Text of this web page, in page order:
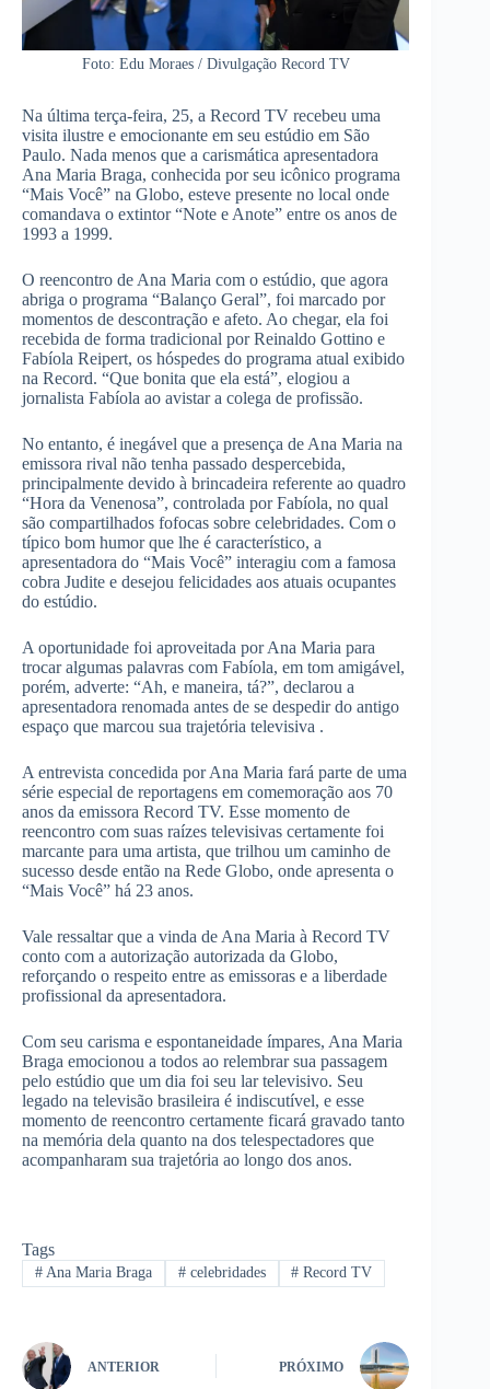
Foto: Edu Moraes / Divulgação Record TV
Na última terça-feira, 25, a Record TV recebeu uma
visita ilustre e emocionante em seu estúdio em São
Paulo. Nada menos que a carismática apresentadora
Ana Maria Braga, conhecida por seu icônico programa
“Mais Você” na Globo, esteve presente no local onde
comandava o extintor “Note e Anote” entre os anos de
1993 a 1999.
O reencontro de Ana Maria com o estúdio, que agora
abriga o programa “Balanço Geral”, foi marcado por
momentos de descontração e afeto. Ao chegar, ela foi
recebida de forma tradicional por Reinaldo Gottino e
Fabíola Reipert, os hóspedes do programa atual exibido
na Record. “Que bonita que ela está”, elogiou a
jornalista Fabíola ao avistar a colega de profissão.
No entanto, é inegável que a presença de Ana Maria na
emissora rival não tenha passado despercebida,
principalmente devido à brincadeira referente ao quadro
“Hora da Venenosa”, controlada por Fabíola, no qual
são compartilhados fofocas sobre celebridades. Com o
típico bom humor que lhe é característico, a
apresentadora do “Mais Você” interagiu com a famosa
cobra Judite e desejou felicidades aos atuais ocupantes
do estúdio.
A oportunidade foi aproveitada por Ana Maria para
trocar algumas palavras com Fabíola, em tom amigável,
porém, adverte: “Ah, e maneira, tá?”, declarou a
apresentadora renomada antes de se despedir do antigo
espaço que marcou sua trajetória televisiva .
A entrevista concedida por Ana Maria fará parte de uma
série especial de reportagens em comemoração aos 70
anos da emissora Record TV. Esse momento de
reencontro com suas raízes televisivas certamente foi
marcante para uma artista, que trilhou um caminho de
sucesso desde então na Rede Globo, onde apresenta o
“Mais Você” há 23 anos.
Vale ressaltar que a vinda de Ana Maria à Record TV
conto com a autorização autorizada da Globo,
reforçando o respeito entre as emissoras e a liberdade
profissional da apresentadora.
Com seu carisma e espontaneidade ímpares, Ana Maria
Braga emocionou a todos ao relembrar sua passagem
pelo estúdio que um dia foi seu lar televisivo. Seu
legado na televisão brasileira é indiscutível, e esse
momento de reencontro certamente ficará gravado tanto
na memória dela quanto na dos telespectadores que
acompanharam sua trajetória ao longo dos anos.
Tags
#Ana Maria Braga #celebridades # Record TV
ANTERIOR PRÓXIMO